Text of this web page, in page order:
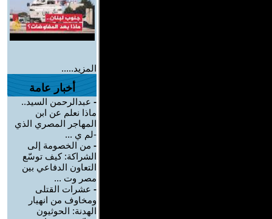
المزيد.....
أخبار عامة
- عبدالرحمن السيد..
ماذا نعلم عن ابن
المهاجر المصري الذي
-لم ي ...
- من الخصومة إلى
الشراكة: كيف توسّع
التعاون الدفاعي بين
مصر وت ...
- عشرات القتلى
ومخاوف من انهيار
الهدنة: الحوثيون